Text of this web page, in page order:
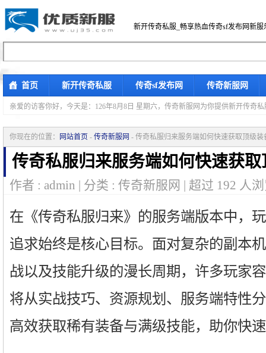
新开传奇私服_畅享热血传奇sf发布网新服
首页 新开传奇私服 传奇sf发布网 传奇新服网
亲爱的访客你好， 今天是：126年8月8日 星期六，传奇新服网为你提供新开传奇
你现在的位置： 网站首页 - 传奇新服网 - 传奇私服归来服务端如何快速获取顶级装
传奇私服归来服务端如何快速获
作者 : admin | 分类 : 传奇新服网 | 超过 192 人
在《传奇私服归来》的服务端版本中，
追求始终是核心目标。面对复杂的副本
战以及技能升级的漫长周期，许多玩家
将从实战技巧、资源规划、服务端特性
高效获取稀有装备与满级技能，助你快